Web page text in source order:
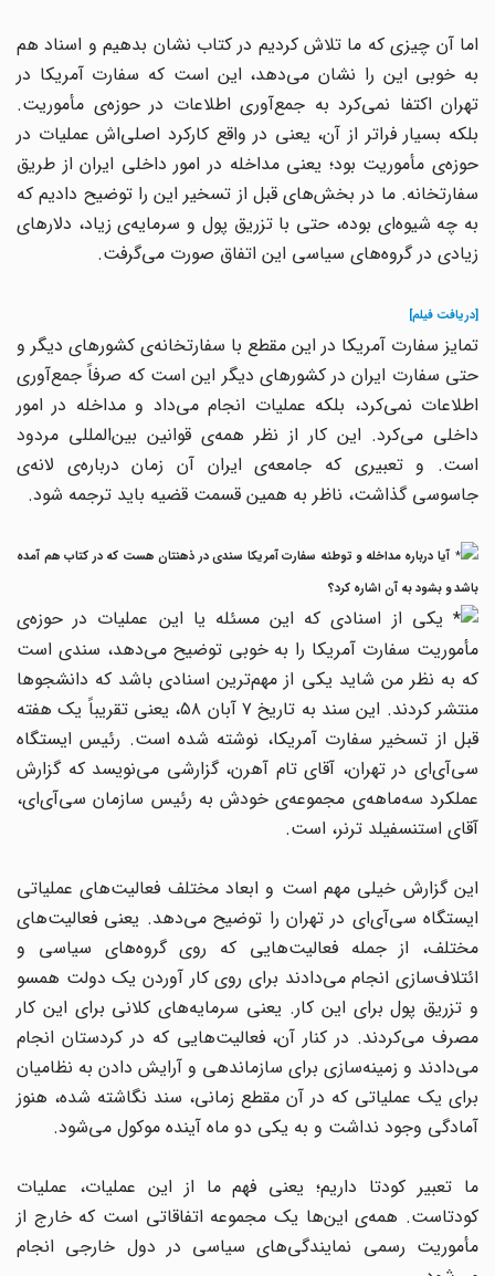
اما آن چیزی که ما تلاش کردیم در کتاب نشان بدهیم و اسناد هم
به خوبی این را نشان می‌دهد، این است که سفارت آمریکا در
تهران اکتفا نمی‌کرد به جمع‌آوری اطلاعات در حوزه‌ی مأموریت.
بلکه بسیار فراتر از آن، یعنی در واقع کارکرد اصلی‌اش عملیات در
حوزه‌ی مأموریت بود؛ یعنی مداخله در امور داخلی ایران از طریق
سفارتخانه. ما در بخش‌های قبل از تسخیر این را توضیح دادیم که
به چه شیوه‌ای بوده، حتی با تزریق پول و سرمایه‌ی زیاد، دلارهای
زیادی در گروه‌های سیاسی این اتفاق صورت می‌گرفت.
[دریافت فیلم]
تمایز سفارت آمریکا در این مقطع با سفارتخانه‌ی کشورهای دیگر و
حتی سفارت ایران در کشورهای دیگر این است که صرفاً جمع‌آوری
اطلاعات نمی‌کرد، بلکه عملیات انجام می‌داد و مداخله در امور
داخلی می‌کرد. این کار از نظر همه‌ی قوانین بین‌المللی مردود
است. و تعبیری که جامعه‌ی ایران آن زمان درباره‌ی لانه‌ی
جاسوسی گذاشت، ناظر به همین قسمت قضیه باید ترجمه شود.
آیا درباره مداخله و توطئه سفارت آمریکا سندی در ذهنتان هست که در کتاب هم آمده
باشد و بشود به آن اشاره کرد؟
یکی از اسنادی که این مسئله یا این عملیات در حوزه‌ی
مأموریت سفارت آمریکا را به خوبی توضیح می‌دهد، سندی است
که به نظر من شاید یکی از مهم‌ترین اسنادی باشد که دانشجوها
منتشر کردند. این سند به تاریخ ۷ آبان ۵۸، یعنی تقریباً یک هفته
قبل از تسخیر سفارت آمریکا، نوشته شده است. رئیس ایستگاه
سی‌آی‌ای در تهران، آقای تام آهرن، گزارشی می‌نویسد که گزارش
عملکرد سه‌ماهه‌ی مجموعه‌ی خودش به رئیس سازمان سی‌آی‌ای،
آقای استنسفیلد ترنر، است.
این گزارش خیلی مهم است و ابعاد مختلف فعالیت‌های عملیاتی
ایستگاه سی‌آی‌ای در تهران را توضیح می‌دهد. یعنی فعالیت‌های
مختلف، از جمله فعالیت‌هایی که روی گروه‌های سیاسی و
ائتلاف‌سازی انجام می‌دادند برای روی کار آوردن یک دولت همسو
و تزریق پول برای این کار. یعنی سرمایه‌های کلانی برای این کار
مصرف می‌کردند. در کنار آن، فعالیت‌هایی که در کردستان انجام
می‌دادند و زمینه‌سازی برای سازماندهی و آرایش دادن به نظامیان
برای یک عملیاتی که در آن مقطع زمانی، سند نگاشته شده، هنوز
آمادگی وجود نداشت و به یکی دو ماه آینده موکول می‌شود.
ما تعبیر کودتا داریم؛ یعنی فهم ما از این عملیات، عملیات
کودتاست. همه‌ی این‌ها یک مجموعه اتفاقاتی است که خارج از
مأموریت رسمی نمایندگی‌های سیاسی در دول خارجی انجام